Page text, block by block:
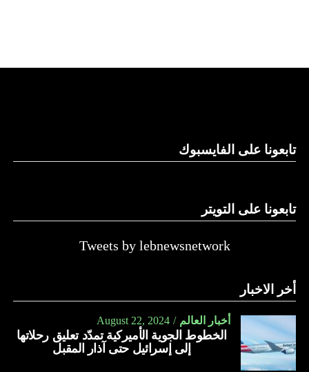
النهار
تابعونا على الفايسبوك
تابعونا على التويتر
Tweets by lebnewsnetwork
أخر الاخبار
أخبار العالم August 22, 2024
الخطوط الجوية الأميركية تمدّد تعليق رحلاتها
إلى إسرائيل حتى آذار المقبل